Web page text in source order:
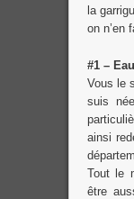
la
on n’en
#1 –
Vous le
suis
ainsi
Tout le
être